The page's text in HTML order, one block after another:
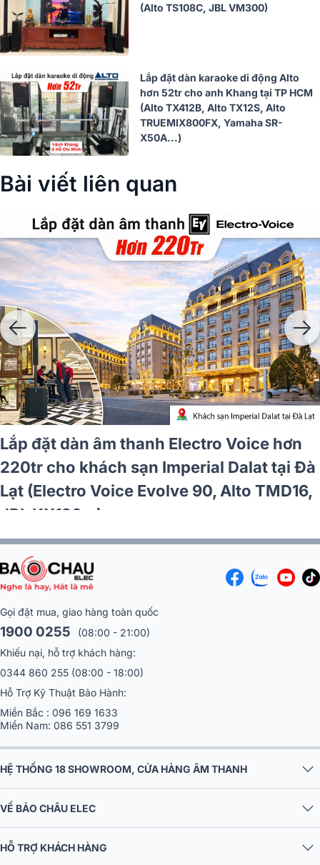
(Alto TS108C, JBL VM300)
Lắp đặt dàn karaoke di động Alto
hơn 52tr cho anh Khang tại TP HCM
(Alto TX412B, Alto TX12S, Alto
TRUEMIX800FX, Yamaha SR-
X50A...)
Bài viết liên quan
Lắp đặt dàn âm thanh Electro Voice hơn
220tr cho khách sạn Imperial Dalat tại Đà
Lạt (Electro Voice Evolve 90, Alto TMD16,
JBL KX190...)
Gọi đặt mua, giao hàng toàn quốc
1900 0255
(08:00 - 21:00)
Khiếu nại, hỗ trợ khách hàng:
0344 860 255 (08:00 - 18:00)
Hỗ Trợ Kỹ Thuật Bảo Hành:
Miền Bắc : 096 169 1633
Miền Nam: 086 551 3799
HỆ THỐNG 18 SHOWROOM, CỬA HÀNG ÂM THANH
VỀ BẢO CHÂU ELEC
HỖ TRỢ KHÁCH HÀNG